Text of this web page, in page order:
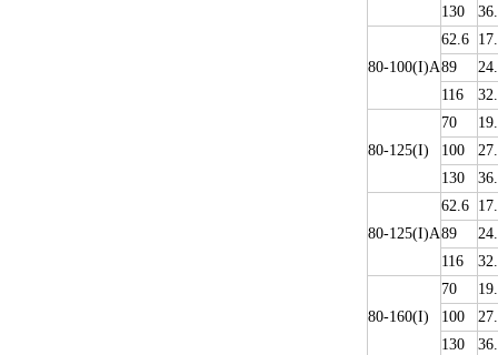
130
80-100(I)A
62.6
89
116
80-125(I)
70
100
130
80-125(I)A
62.6
89
116
80-160(I)
70
100
130